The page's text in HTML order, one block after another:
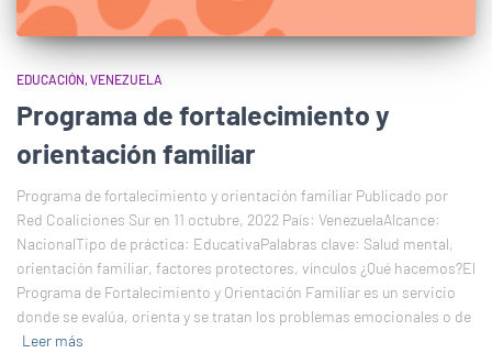
EDUCACIÓN VENEZUELA
Programa de fortalecimiento y
orientación familiar
Programa de fortalecimiento y orientación familiar Publicado por
Red Coaliciones Sur en 11 octubre, 2022 País: VenezuelaAlcance:
NacionalTipo de práctica: EducativaPalabras clave: Salud mental,
orientación familiar, factores protectores, vínculos ¿Qué hacemos?El
Programa de Fortalecimiento y Orientación Familiar es un servicio
donde se evalúa, orienta y se tratan los problemas emocionales o de
Leer más